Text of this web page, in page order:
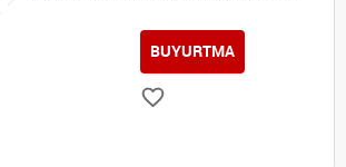
BUYURTMA